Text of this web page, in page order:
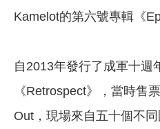
Kamelot的第六號專輯《
自2013年發行了成軍十週
《Retrospect》，當時售
Out，現場來自五十個不